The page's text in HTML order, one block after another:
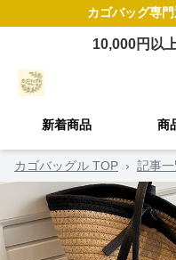
カゴバッグ専
10,000円以
新着商品 商
カゴバッグル TOP › 記事一